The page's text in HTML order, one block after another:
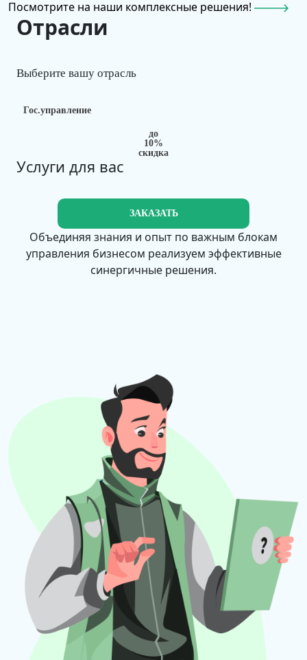
расформирование транспортной
упаковки;
выдача товара по льготному рецепту с
выбытия;
на уничтожение;
выдача товаров для оказания
медицинской помощи с
«1С:МДЛП» не поддерживает ведение учета (в
том числе складского и финансового). Для
ведения учета рекомендуется использовать
Цена
Тариф «1С:МДЛП»
доступ к
«1С:МДЛП» в
1С:Фреш;
возможность
подключения
мобильного
приложения для
использования
смартфона в
качестве
терминала сбора
данных для
Посмотрите на наши комплексные решения!
Отрасли
Гос.управление
Выберите вашу отрасль
до
10%
скидка
Услуги для вас
ЗАКАЗАТЬ
Объединяя знания и опыт по важным блокам
управления бизнесом реализуем эффективные
синергичные решения.